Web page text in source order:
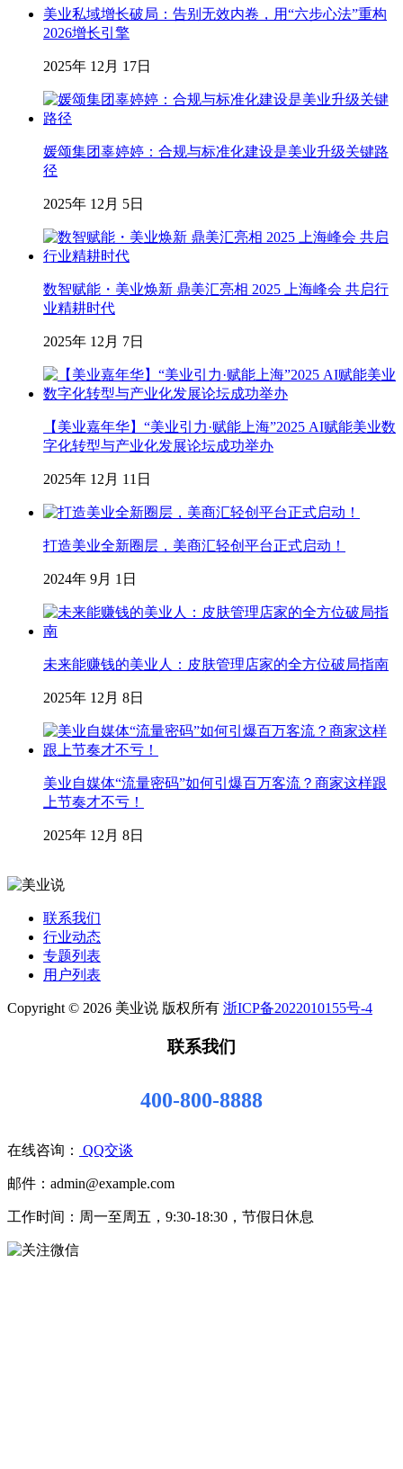
美业私域增长破局：告别无效内卷，用“六步心法”重构
2026增长引擎
2025年 12月 17日
媛颂集团辜婷婷：合规与标准化建设是美业升级关键路
径
2025年 12月 5日
数智赋能・美业焕新 鼎美汇亮相 2025 上海峰会 共启行
业精耕时代
2025年 12月 7日
【美业嘉年华】“美业引力·赋能上海”2025 AI赋能美业数
字化转型与产业化发展论坛成功举办
2025年 12月 11日
打造美业全新圈层，美商汇轻创平台正式启动！
2024年 9月 1日
未来能赚钱的美业人：皮肤管理店家的全方位破局指南
2025年 12月 8日
美业自媒体“流量密码”如何引爆百万客流？商家这样跟
上节奏才不亏！
2025年 12月 8日
联系我们
行业动态
专题列表
用户列表
Copyright © 2026 美业说 版权所有 浙ICP备2022010155号-4
联系我们
400-800-8888
在线咨询： QQ交谈
邮件：admin@example.com
工作时间：周一至周五，9:30-18:30，节假日休息